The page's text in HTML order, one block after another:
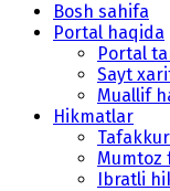
Bosh sahifa
Portal haqida
Portal
Sayt
Muallif
Hikmatlar
Mumtoz
Ibratli